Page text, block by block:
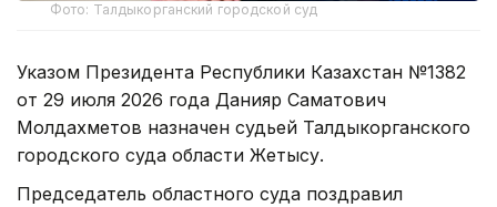
Фото: Талдыкорганский городской суд
Указом Президента Республики Казахстан №1382
от 29 июля 2026 года Данияр Саматович
Молдахметов назначен судьей Талдыкорганского
городского суда области Жетысу.
Председатель областного суда поздравил